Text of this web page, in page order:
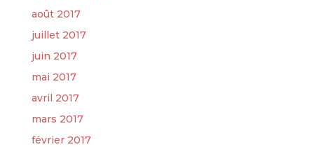
août 2017
juillet 2017
juin 2017
mai 2017
avril 2017
mars 2017
février 2017